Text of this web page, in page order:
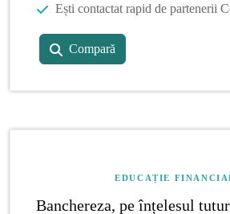
Ești contactat rapid de partenerii
Compară
EDUCAȚIE
Banchereza, pe înțelesul